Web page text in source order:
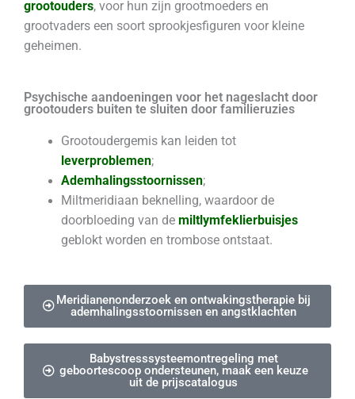
grootouders, voor hun zijn grootmoeders en
grootvaders een soort sprookjesfiguren voor kleine
geheimen.
Psychische aandoeningen voor het nageslacht door
grootouders buiten te sluiten door familieruzies
Grootoudergemis kan leiden tot
leverproblemen;
Ademhalingsstoornissen;
Miltmeridiaan beknelling, waardoor de
doorbloeding van de miltlymfeklierbuisjes
geblokt worden en trombose ontstaat.
Meridianenonderzoek en ontwakingstherapie bij
ademhalingsstoornissen en angstklachten
Babystresssysteemontregeling met
geboortescoop ondersteunen, maak een keuze
uit de prijscatalogus